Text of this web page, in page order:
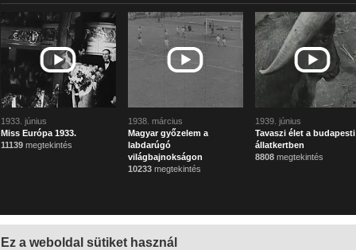
1933. június
Miss Európa 1933.
11139megtekintés
1938. március
Magyar győzelem a
labdarúgó
világbajnokságon
10233megtekintés
1939. június
Tavaszi élet a budapesti
állatkertben
8808megtekintés
Ez a weboldal sütiket használ